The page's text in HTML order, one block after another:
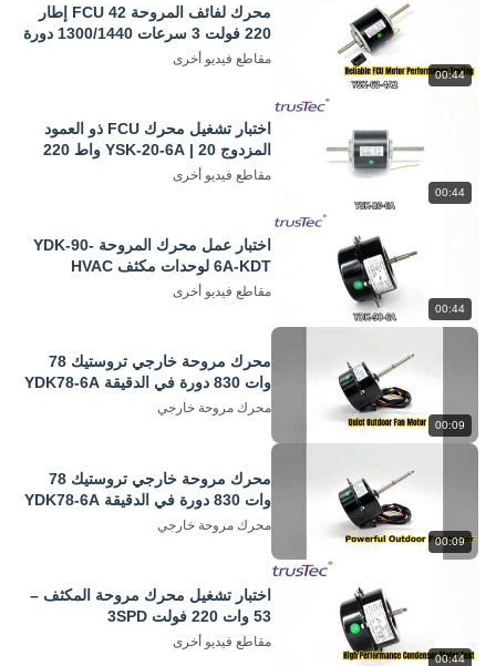
00:44
محرك لفائف المروحة FCU 42 إطار
220 فولت 3 سرعات 1300/1440 دورة
في الدقيقة اختبار الفيديو
مقاطع فيديو أخرى
00:44
اختبار تشغيل محرك FCU ذو العمود
المزدوج YSK-20-6A | 20 واط 220
فولت 935/1100 دورة في الدقيقة
مقاطع فيديو أخرى
00:44
اختبار عمل محرك المروحة YDK-90-
6A-KDT لوحدات مكثف HVAC
مقاطع فيديو أخرى
00:09
محرك مروحة خارجي تروستيك 78
وات 830 دورة في الدقيقة YDK78-6A
محرك مروحة خارجي
00:09
محرك مروحة خارجي تروستيك 78
وات 830 دورة في الدقيقة YDK78-6A
محرك مروحة خارجي
00:44
اختبار تشغيل محرك مروحة المكثف –
53 وات 220 فولت 3SPD
مقاطع فيديو أخرى